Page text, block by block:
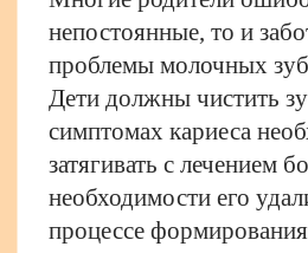
непостоянные, то и
проблемы молочных
Дети должны чистить
симптомах кариеса
затягивать с лечением
необходимости его
процессе